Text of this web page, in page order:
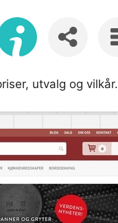
utvalg og vilkår.